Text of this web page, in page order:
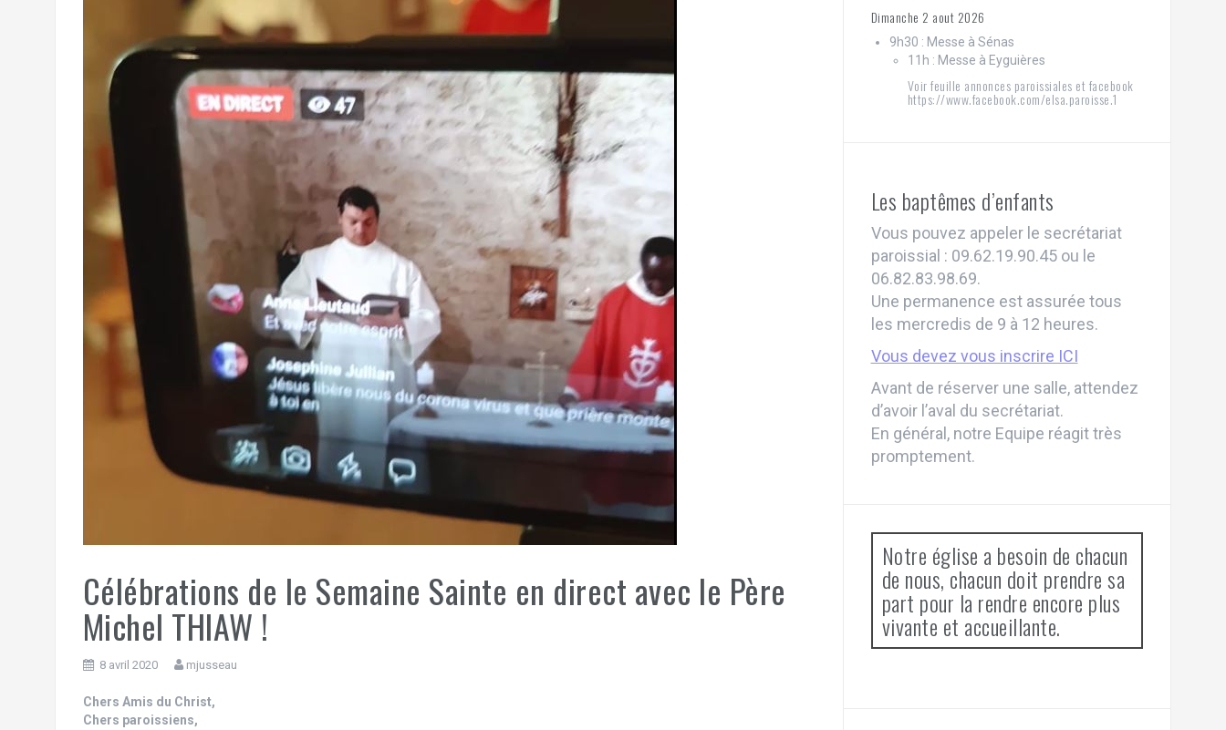
Célébrations de le Semaine Sainte en direct avec le Père
Michel THIAW !
8 avril 2020 mjusseau
Chers Amis du Christ,
Chers paroissiens,
Dimanche 2 aout 2026
9h30 : Messe à Sénas
11h : Messe à Eyguières
Voir feuille annonces paroissiales et facebook
https://www.facebook.com/elsa.paroisse.1
Les baptêmes d’enfants
Vous pouvez appeler le secrétariat
paroissial : 09.62.19.90.45 ou le
06.82.83.98.69.
Une permanence est assurée tous
les mercredis de 9 à 12 heures.
Vous devez vous inscrire ICI
Avant de réserver une salle, attendez
d’avoir l’aval du secrétariat.
En général, notre Equipe réagit très
promptement.
Notre église a besoin de chacun
de nous, chacun doit prendre sa
part pour la rendre encore plus
vivante et accueillante.